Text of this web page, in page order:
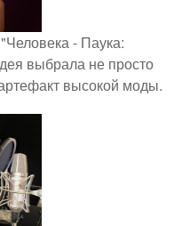
- Паука:
выбрала не просто
высокой моды.